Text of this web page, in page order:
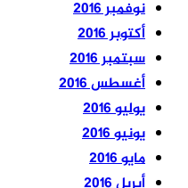
نوفمبر 2016
أكتوبر 2016
سبتمبر 2016
أغسطس 2016
يوليو 2016
يونيو 2016
مايو 2016